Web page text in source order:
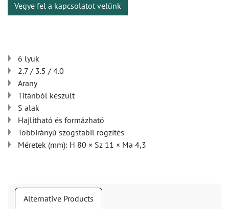
Vegye fel a kapcsolatot velünk
6 lyuk
2.7 / 3.5 / 4.0
Arany
Titánból készült
S alak
Hajlítható és formázható
Többirányú szögstabil rögzítés
Méretek (mm): H 80 × Sz 11 × Ma 4,3
Alternative Products